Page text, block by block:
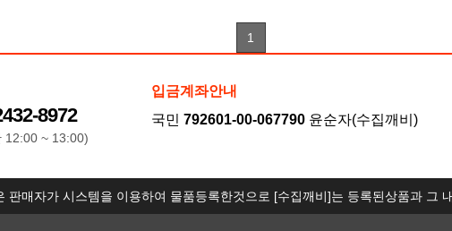
1
8972
12:00 ~ 13:00)
입금계좌안내
국민 792601-00-067790 윤순자(수집깨비)
판매자가 시스템을 이용하여 물품등록한것으로 [수집깨비]는 등록된상품과 그